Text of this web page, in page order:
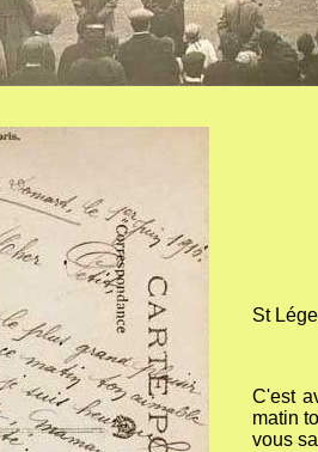
St
C'est
matin
vous